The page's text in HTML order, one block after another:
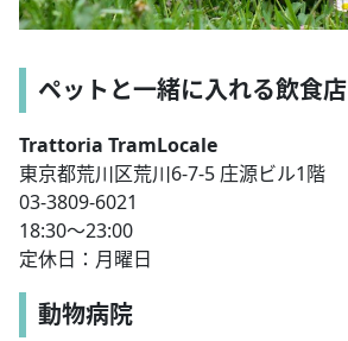
ペットと一緒に入れる飲食店
Trattoria TramLocale
東京都荒川区荒川6-7-5 庄源ビル1階
03-3809-6021
18:30～23:00
定休日：月曜日
動物病院